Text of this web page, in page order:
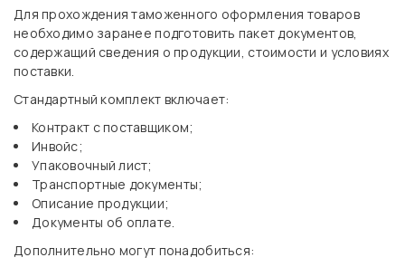
Для прохождения таможенного оформления товаров
необходимо заранее подготовить пакет документов,
содержащий сведения о продукции, стоимости и условиях
поставки.
Стандартный комплект включает:
Контракт с поставщиком;
Инвойс;
Упаковочный лист;
Транспортные документы;
Описание продукции;
Документы об оплате.
Дополнительно могут понадобиться: